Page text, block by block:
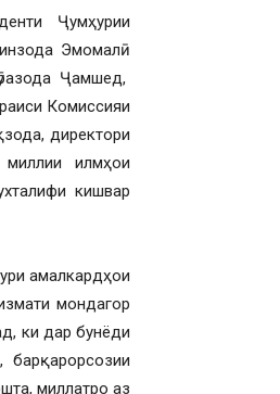
Ҷумҳурии
Эмомалӣ
Ҷамшед,
Комиссияи
директори
илмҳои
кишвар
амалкардҳои
мондагор
ки дар бунёди
барқарорсозии
миллатро аз